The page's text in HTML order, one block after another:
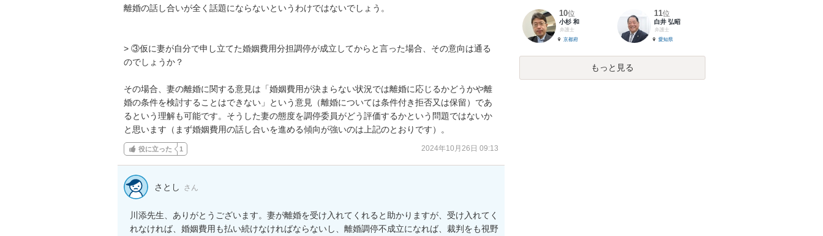
離婚の話し合いが全く話題にならないというわけではないでしょう。
> ③仮に妻が自分で申し立てた婚姻費用分担調停が成立してからと言った場合、その意向は通る
のでしょうか？
その場合、妻の離婚に関する意見は「婚姻費用が決まらない状況では離婚に応じるかどうかや離
婚の条件を検討することはできない」という意見（離婚については条件付き拒否又は保留）であ
るという理解も可能です。そうした妻の態度を調停委員がどう評価するかという問題ではないか
と思います（まず婚姻費用の話し合いを進める傾向が強いのは上記のとおりです）。
役に立った 1 2024年10月26日 09:13
さとし さん
川添先生、ありがとうございます。妻が離婚を受け入れてくれると助かりますが、受け入れてく
れなければ、婚姻費用も払い続けなければならないし、離婚調停不成立になれば、裁判をも視野
10位
小杉 和
弁護士
京都府
11位
白井 弘昭
弁護士
愛知県
もっと見る